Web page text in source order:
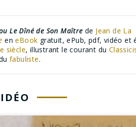
Le Dîné de Son Maître de Jean de La
eneBook gratuit, ePub, pdf, vidéo et
siècle, illustrant le courant du
fabuliste.